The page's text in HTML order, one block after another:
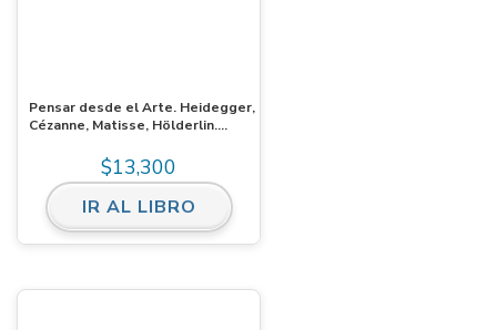
Pensar desde el Arte. Heidegger,
Cézanne, Matisse, Hölderlin.
$13,300
IR AL LIBRO